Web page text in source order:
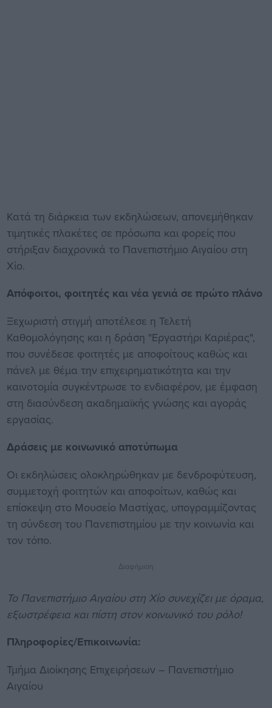
Κατά τη διάρκεια των εκδηλώσεων, απονεμήθηκαν
τιμητικές πλακέτες σε πρόσωπα και φορείς που
στήριξαν διαχρονικά το Πανεπιστήμιο Αιγαίου στη
Χίο.
Απόφοιτοι, φοιτητές και νέα γενιά σε πρώτο πλάνο
Ξεχωριστή στιγμή αποτέλεσε η Τελετή
Καθομολόγησης και η δράση "Εργαστήρι Καριέρας",
που συνέδεσε φοιτητές με αποφοίτους καθώς και
πάνελ με θέμα την επιχειρηματικότητα και την
καινοτομία συγκέντρωσε το ενδιαφέρον, με έμφαση
στη διασύνδεση ακαδημαϊκής γνώσης και αγοράς
εργασίας.
Δράσεις με κοινωνικό αποτύπωμα
Οι εκδηλώσεις ολοκληρώθηκαν με δενδροφύτευση,
συμμετοχή φοιτητών και αποφοίτων, καθώς και
επίσκεψη στο Μουσείο Μαστίχας, υπογραμμίζοντας
τη σύνδεση του Πανεπιστημίου με την κοινωνία και
τον τόπο.
Διαφήμιση
Το Πανεπιστήμιο Αιγαίου στη Χίο συνεχίζει με όραμα,
εξωστρέφεια και πίστη στον κοινωνικό του ρόλο!
Πληροφορίες/Επικοινωνία:
Τμήμα Διοίκησης Επιχειρήσεων – Πανεπιστήμιο
Αιγαίου